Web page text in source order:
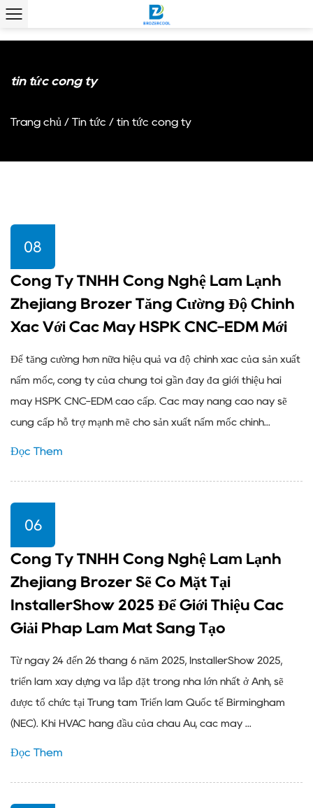
tin tức công ty
Trang chủ / Tin tức / tin tức công ty
08
Công Ty TNHH Công Nghệ Làm Lạnh
Zhejiang Brozer Tăng Cường Độ Chính
Xác Với Các Máy HSPK CNC-EDM Mới
Để tăng cường hơn nữa hiệu quả và độ chính xác của sản xuất
nấm mốc, công ty của chúng tôi gần đây đã giới thiệu hai
máy HSPK CNC-EDM cao cấp. Các máy nâng cao này sẽ
cung cấp hỗ trợ mạnh mẽ cho sản xuất nấm mốc chính...
Đọc Thêm
06
Công Ty TNHH Công Nghệ Làm Lạnh
Zhejiang Brozer Sẽ Có Mặt Tại
InstallerShow 2025 Để Giới Thiệu Các
Giải Pháp Làm Mát Sáng Tạo
Từ ngày 24 đến 26 tháng 6 năm 2025, InstallerShow 2025,
triển lãm xây dựng và lắp đặt trong nhà lớn nhất ở Anh, sẽ
được tổ chức tại Trung tâm Triển lãm Quốc tế Birmingham
(NEC). Khi HVAC hàng đầu của châu Âu, các máy ...
Đọc Thêm